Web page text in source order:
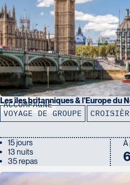
ACCOMPAGNÉ
Les îles britanniques & l'Europe du
VOYAGE DE GROUPE
15 jours
13 nuits
35 repas
À